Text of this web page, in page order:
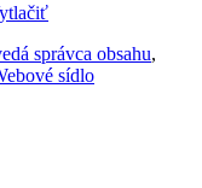
správca obsahu,
sídlo